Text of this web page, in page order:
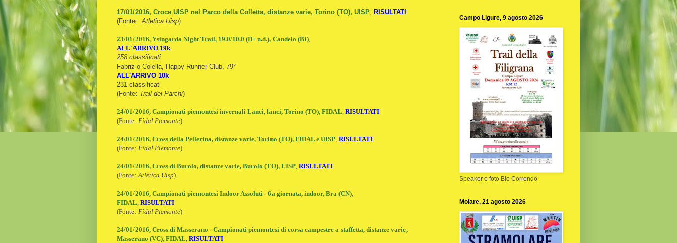
17/01/2016, Croce UISP nel Parco della Colletta, distanze varie, Torino (TO), UISP
RISULTATI
(Fonte: Atletica Uisp)
23/01/2016, Ysingarda Night Trail, 19.0/10.0 (D+ n.d.), Candelo (BI)
ALL'ARRIVO 19k
258 classificati
Fabrizio Colella, Happy Runner Club, 79°
ALL'ARRIVO 10k
231 classificati
(Fonte: Trail dei Parchi)
24/01/2016, Campionati piemontesi invernali Lanci, lanci, Torino (TO), FIDAL RISULTATI
(Fonte: Fidal Piemonte)
24/01/2016, Cross della Pellerina, distanze varie, Torino (TO), FIDAL e UISP RISULTATI
(Fonte: Fidal Piemonte)
24/01/2016, Cross di Burolo, distanze varie, Burolo (TO), UISP RISULTATI
(Fonte: Atletica Uisp)
24/01/2016, Campionati piemontesi Indoor Assoluti - 6a giornata, indoor, Bra (CN),
FIDAL RISULTATI
(Fonte: Fidal Piemonte)
24/01/2016, Cross di Masserano - Campionati piemontesi di corsa campestre a staffetta, distanze varie,
Masserano (VC), FIDAL RISULTATI
Campo Ligure, 9 agosto 2026
Speaker e foto Bio Correndo
Molare, 21 agosto 2026